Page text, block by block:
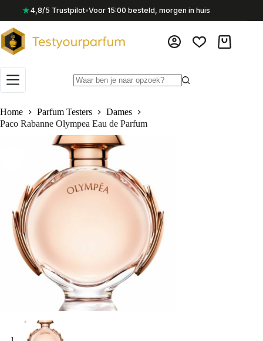
inhoud
★4,8/5 Trustpilot•Voor 15:00 besteld, morgen in huis
Home
Parfum Testers
Dames
Paco Rabanne Olympea Eau de Parfum